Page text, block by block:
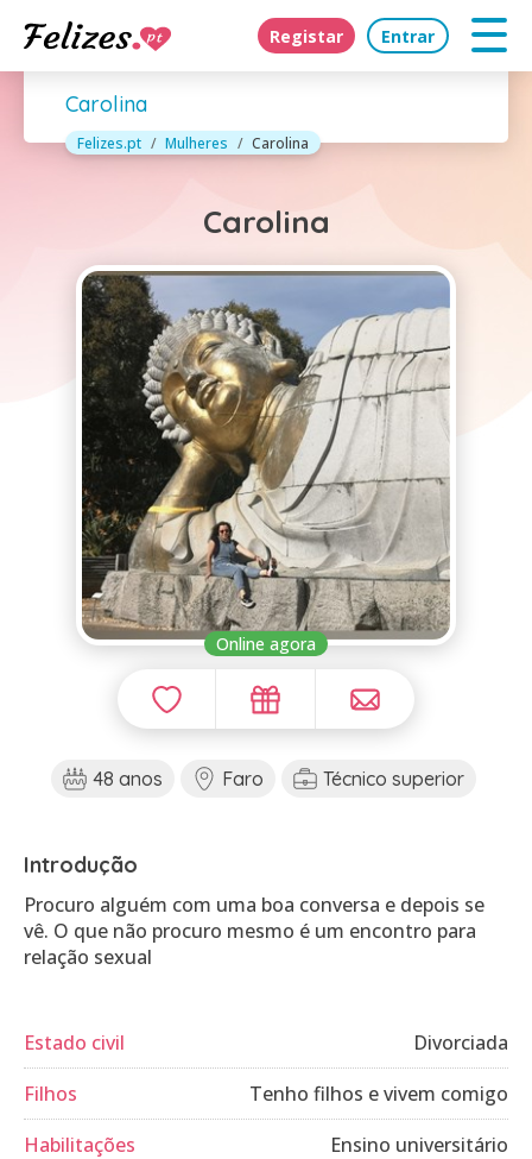
Registar Entrar
Carolina
Felizes.pt Mulheres Carolina
Carolina
Online agora
48 anos Faro Técnico superior
Introdução
Procuro alguém com uma boa conversa e depois se
vê. O que não procuro mesmo é um encontro para
relação sexual
Estado civil
Divorciada
Filhos
Tenho filhos e vivem comigo
Habilitações
Ensino universitário